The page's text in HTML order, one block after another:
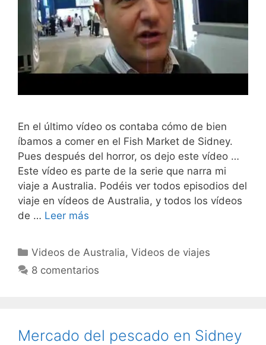
En el último vídeo os contaba cómo de bien
íbamos a comer en el Fish Market de Sidney.
Pues después del horror, os dejo este vídeo …
Este vídeo es parte de la serie que narra mi
viaje a Australia. Podéis ver todos episodios del
viaje en vídeos de Australia, y todos los vídeos
de … Leer más
Categorías
Videos de Australia,Videos de viajes
8 comentarios
Mercado del pescado en Sidney